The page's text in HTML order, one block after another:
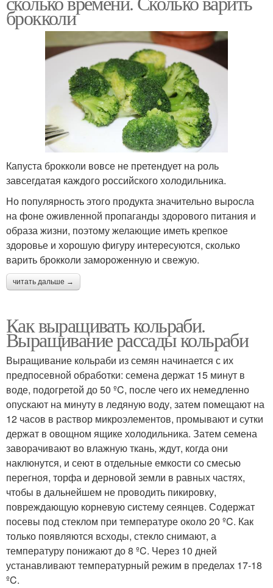
брокколи
Капуста брокколи вовсе не претендует на роль
завсегдатая каждого российского холодильника.
Но популярность этого продукта значительно выросла
на фоне оживленной пропаганды здорового питания и
образа жизни, поэтому желающие иметь крепкое
здоровье и хорошую фигуру интересуются, сколько
варить брокколи замороженную и свежую.
читать дальше →
Как выращивать кольраби.
Выращивание рассады кольраби
Выращивание кольраби из семян начинается с их
предпосевной обработки: семена держат 15 минут в
воде, подогретой до 50 ºC, после чего их немедленно
опускают на минуту в ледяную воду, затем помещают на
12 часов в раствор микроэлементов, промывают и сутки
держат в овощном ящике холодильника. Затем семена
заворачивают во влажную ткань, ждут, когда они
наклюнутся, и сеют в отдельные емкости со смесью
перегноя, торфа и дерновой земли в равных частях,
чтобы в дальнейшем не проводить пикировку,
повреждающую корневую систему сеянцев. Содержат
посевы под стеклом при температуре около 20 ºC. Как
только появляются всходы, стекло снимают, а
температуру понижают до 8 ºC. Через 10 дней
устанавливают температурный режим в пределах 17-18
ºC.